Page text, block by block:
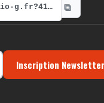
https://radio-g.fr?4172 ⧉
Inscription